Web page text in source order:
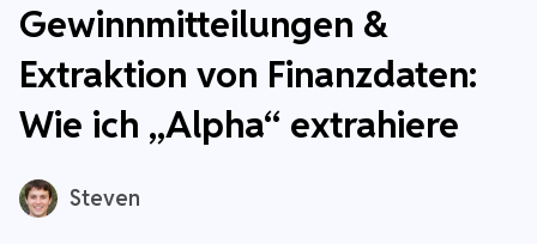
Gewinnmitteilungen &
Extraktion von Finanzdaten:
Wie ich „Alpha“ extrahiere
Steven